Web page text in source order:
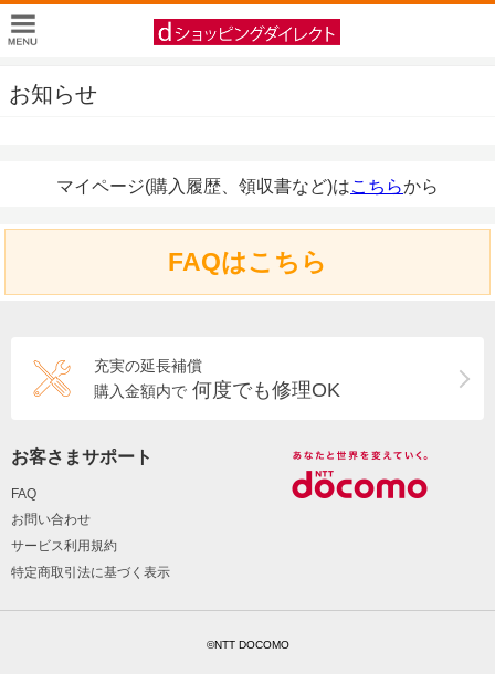
お知らせ
マイページ(購入履歴、領収書など)はこちらから
FAQはこちら
充実の延長補償
購入金額内で 何度でも修理OK
お客さまサポート
FAQ
お問い合わせ
サービス利用規約
特定商取引法に基づく表示
©NTT DOCOMO